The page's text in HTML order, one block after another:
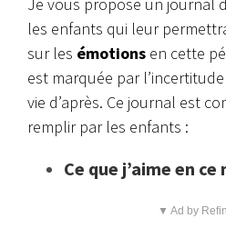
Je vous propose un journal
les enfants qui leur
sur les émotions en cette
est marquée par
vie d’après. Ce journal est
remplir par les enfants :
Ce que j’aime en
▼ Ad by